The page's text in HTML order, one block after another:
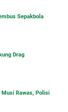
Sepakbola
Drag
Musi Rawas, Polisi